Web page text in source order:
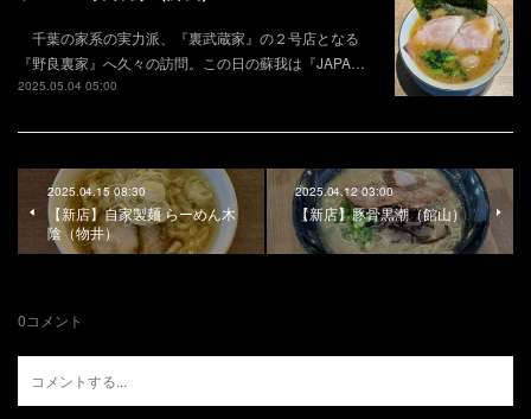
千葉の家系の実力派、『裏武蔵家』の２号店となる
『野良裏家』へ久々の訪問。この日の蘇我は『JAPA…
2025.05.04 05:00
2025.04.15 08:30
【新店】自家製麺 らーめん木
陰（物井）
2025.04.12 03:00
【新店】豚骨黒潮（館山）
0コメント